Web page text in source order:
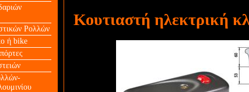
Ρολλών
ή bike
Κουτιαστή ηλεκτρική